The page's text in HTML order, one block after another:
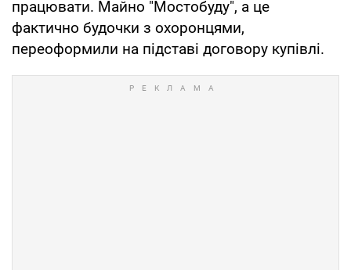
працювати. Майно "Мостобуду", а це
фактично будочки з охоронцями,
переоформили на підставі договору купівлі.